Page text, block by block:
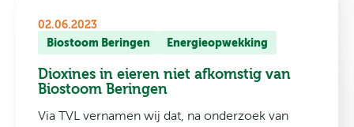
02.06.2023
Biostoom Beringen Energieopwekking
Dioxines in eieren niet afkomstig van
Biostoom Beringen
Via TVL vernamen wij dat, na onderzoek van